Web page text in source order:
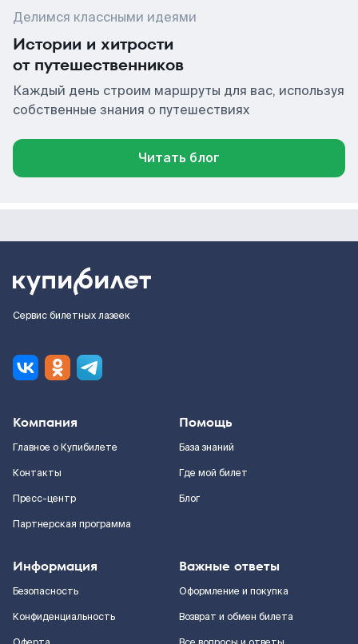
Делимся классными идеями
Истории и хитрости
от путешественников
Каждый день строим маршруты для вас, используя
собственные знания о путешествиях
Читать блог
Сервис билетных лазеек
Компания
Главное о Купибилете
Контакты
Пресс-центр
Партнерская программа
Помощь
База знаний
Где мой билет
Блог
Информация
Безопасность
Конфиденциальность
Важные ответы
Оформление и покупка
Возврат и обмен билета